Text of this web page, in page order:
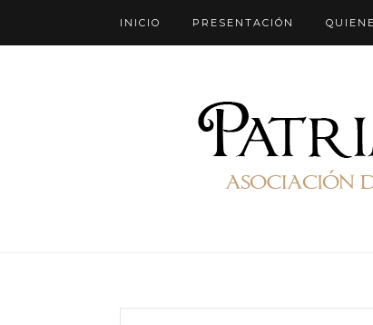
INICIO PRESENTACIÓN